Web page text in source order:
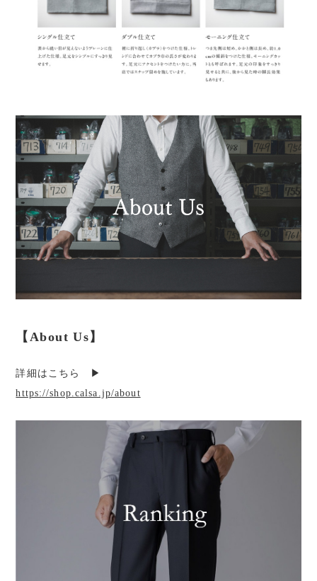
【About Us】
詳細はこちら ▶︎
https://shop.calsa.jp/about